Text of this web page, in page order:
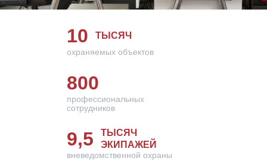
10 ТЫСЯЧ
охраняемых объектов
800
профессиональных
сотрудников
9,5
ТЫСЯЧ
ЭКИПАЖЕЙ
вневедомственной охраны